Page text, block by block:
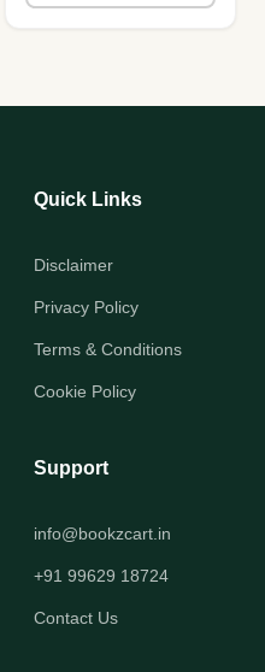
Quick Links
Disclaimer
Privacy Policy
Terms & Conditions
Cookie Policy
Support
info@bookzcart.in
+91 99629 18724
Contact Us